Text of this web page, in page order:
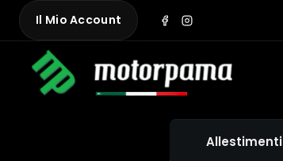
Skip
content
Il Mio Account
Allestimenti